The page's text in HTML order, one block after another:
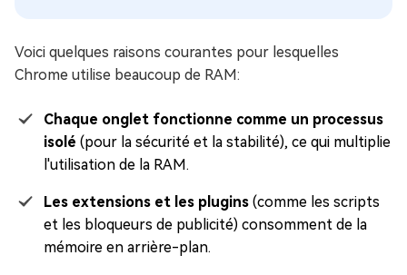
Voici quelques raisons courantes pour lesquelles
Chrome utilise beaucoup de RAM:
Chaque onglet fonctionne comme un processus
isolé (pour la sécurité et la stabilité), ce qui multiplie
l'utilisation de la RAM.
Les extensions et les plugins (comme les scripts
et les bloqueurs de publicité) consomment de la
mémoire en arrière-plan.